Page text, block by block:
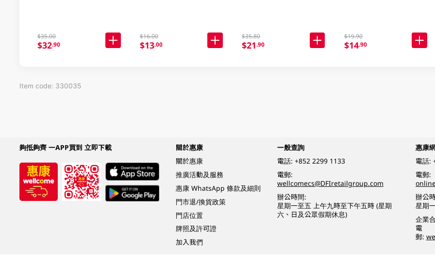
$35.00
$32.90
$16.00
$13.00
$35.80
$21.90
$19.90
$14.90
Item code: 330035
夠抵夠齊 一APP買到 立即下載
關於惠康
關於惠康
推廣活動及服務
惠康 WhatsApp 條款及細則
門市退/換貨政策
門店位置
牌照及許可證
加入我們
一般查詢
電話: +852 2299 1133
電郵:
wellcomecs@DFIretailgroup.com
辦公時間:
星期一至五 上午九時至下午五時 (星期
六、日及公眾假期休息)
惠康
電話:
電郵:
辦公
星期
企業
電
郵: